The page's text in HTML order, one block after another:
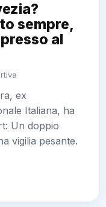
sempre,
al
ex
Italiana, ha
Un doppio
vigilia pesante.